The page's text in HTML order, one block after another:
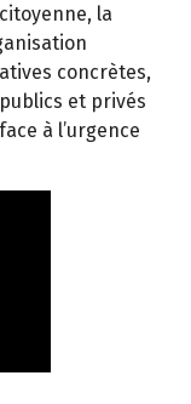
la
concrètes,
et privés
à l’urgence